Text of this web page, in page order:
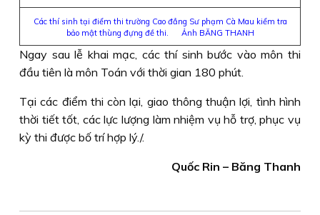
Các thí sinh tại điểm thi trường Cao đẳng Sư phạm Cà Mau kiểm tra
bảo mật thùng đựng đề thi. Ảnh BĂNG THANH
Ngay sau lễ khai mạc, các thí sinh bước vào môn thi
đầu tiên là môn Toán với thời gian 180 phút.
Tại các điểm thi còn lại, giao thông thuận lợi, tình hình
thời tiết tốt, các lực lượng làm nhiệm vụ hỗ trợ, phục vụ
kỳ thi được bố trí hợp lý./.
Quốc Rin – Băng Thanh